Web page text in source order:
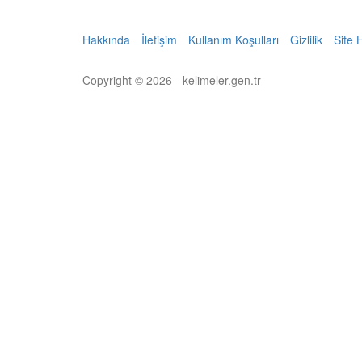
Hakkında İletişim Kullanım Koşulları Gizlilik Site
Copyright © 2026 - kelimeler.gen.tr